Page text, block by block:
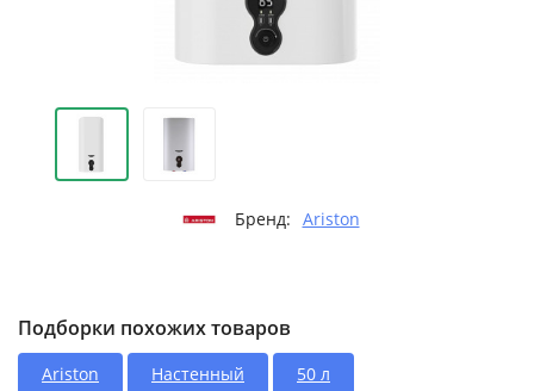
Бренд: Ariston
Подборки похожих товаров
Ariston Настенный 50 л